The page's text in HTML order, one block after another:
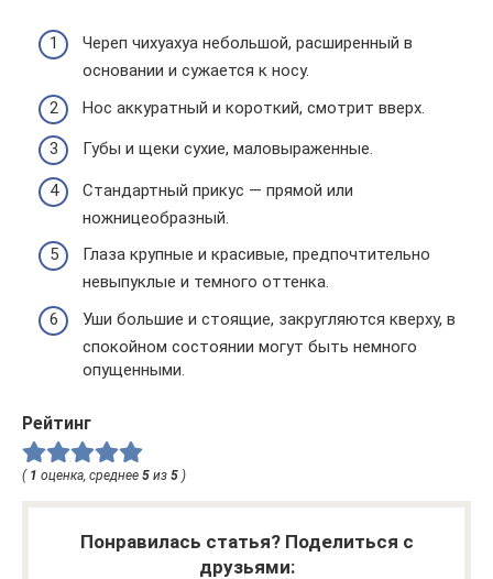
Череп чихуахуа небольшой, расширенный в
основании и сужается к носу.
Нос аккуратный и короткий, смотрит вверх.
Губы и щеки сухие, маловыраженные.
Стандартный прикус — прямой или
ножницеобразный.
Глаза крупные и красивые, предпочтительно
невыпуклые и темного оттенка.
Уши большие и стоящие, закругляются кверху, в
спокойном состоянии могут быть немного
опущенными.
Рейтинг
( 1 оценка, среднее 5 из 5 )
Понравилась статья? Поделиться с
друзьями: